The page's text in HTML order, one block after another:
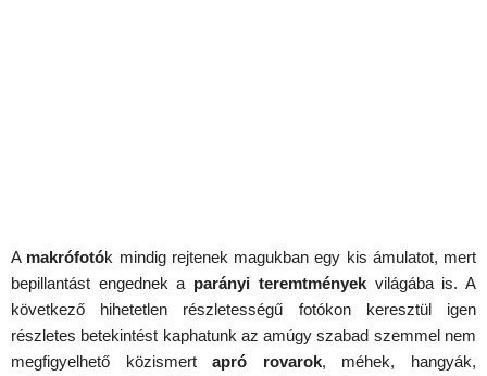
A makrófotók mindig rejtenek magukban egy kis ámulatot, mert
bepillantást engednek a parányi teremtményekvilágába is. A
következő hihetetlen részletességű fotókon keresztül igen
részletes betekintést kaphatunk az amúgy szabad szemmel nem
megfigyelhető közismertapró rovarok, méhek, hangyák,